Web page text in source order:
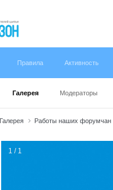
Галерея Модераторы
Правила Активность
Галерея Работы наших форумчан
1 / 1